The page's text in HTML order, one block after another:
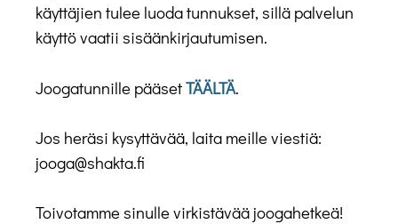
käyttäjien tulee luoda tunnukset, sillä palvelun
käyttö vaatii sisäänkirjautumisen.
Joogatunnille pääsetTÄÄLTÄ.
Jos heräsi kysyttävää, laita meille viestiä:
jooga@shakta.fi
Toivotamme sinulle virkistävää joogahetkeä!